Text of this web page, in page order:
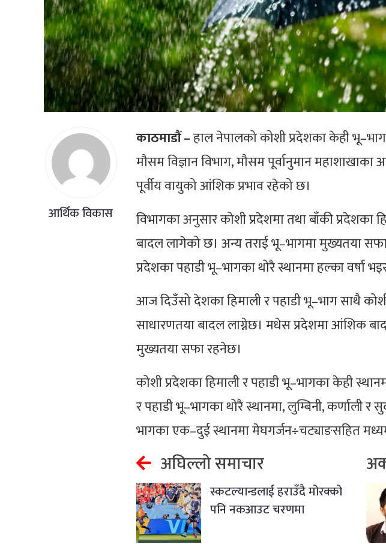
आर्थिक विकास
काठमाडौं –हाल नेपालको कोशी प्रदेशका केही
मौसम विज्ञान विभाग, मौसम पूर्वानुमान
पूर्वीय वायुको आंशिक प्रभाव रहेको छ।
विभागका अनुसार कोशी प्रदेशमा तथा बाँकी प्रदेशका
बादल लागेको छ। अन्य तराई भू–भागमा मुख्यतया
प्रदेशका पहाडी भू–भागका थोरै स्थानमा हल्का वर्षा
आज दिउँसो देशका हिमाली र पहाडी भू–भाग साथै
साधारणतया बादल लाग्नेछ। मधेस प्रदेशमा आंशिक
मुख्यतया सफा रहनेछ।
कोशी प्रदेशका हिमाली र पहाडी भू–भागका केही
र पहाडी भू–भागका थोरै स्थानमा, लुम्बिनी, कर्णाली र
भागका एक–दुई स्थानमा मेघगर्जन÷चट्याङसहित
अघिल्लो समाचार
स्कटल्यान्डलाई हराउँदै मोरक्को
पनि नकआउट चरणमा